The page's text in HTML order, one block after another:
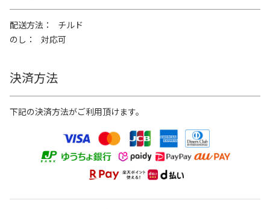
配送方法
チルド
のし
対応可
決済方法
下記の決済方法がご利用頂けます。